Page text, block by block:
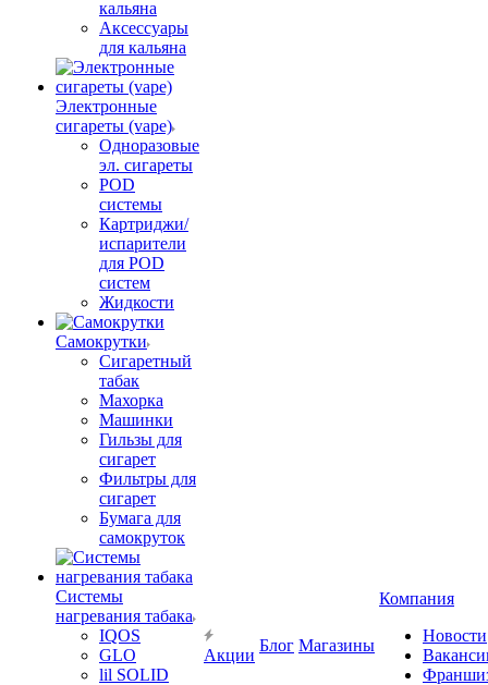
кальяна
Аксессуары
для кальяна
Электронные
сигареты (vape)
Одноразовые
эл. сигареты
POD
системы
Картриджи/
испарители
для POD
систем
Жидкости
Самокрутки
Сигаретный
табак
Махорка
Машинки
Гильзы для
сигарет
Фильтры для
сигарет
Бумага для
самокруток
Системы
нагревания табака
IQOS
GLO
lil SOLID
Акции
Блог Магазины
Компания
Новости